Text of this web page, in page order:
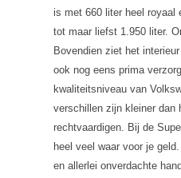
is met 660 liter heel royaal
tot maar liefst 1.950 liter.
Bovendien ziet het
ook nog eens prima
kwaliteitsniveau van
verschillen zijn kleiner dan
rechtvaardigen. Bij de
heel veel waar voor je
en allerlei onverdachte